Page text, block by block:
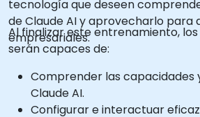
tecnología que deseen
de Claude AI y aprovecharlo para
empresariales.
Al finalizar este entrenamiento,
serán capaces de:
Comprender las capacidades
Claude AI.
Configurar e interactuar